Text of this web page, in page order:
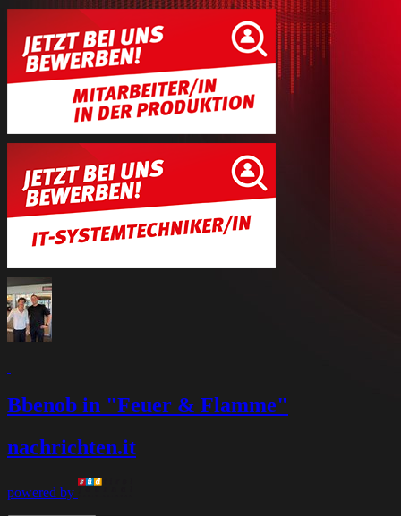
Bbenob in "Feuer & Flamme"
nachrichten.it
powered by